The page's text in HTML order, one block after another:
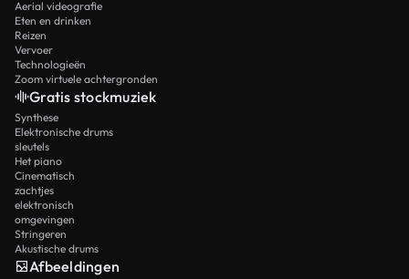
Aerial videografie
Eten en drinken
Reizen
Vervoer
Technologieën
Zoom virtuele achtergronden
Gratis stockmuziek
Synthese
Elektronische drums
sleutels
Het piano
Cinematisch
zachtjes
elektronisch
omgevingen
Stringeren
Akustische drums
Afbeeldingen